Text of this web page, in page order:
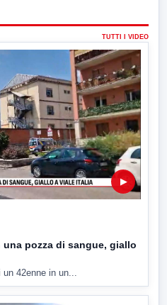
TUTTI I VIDEO
▶
pozza di sangue, giallo
42enne in un...